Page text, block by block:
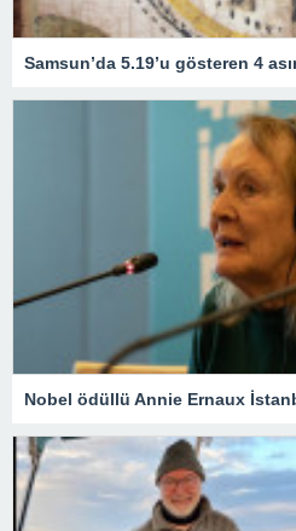
Samsun’da 5.19’u gösteren 4
Nobel ödüllü Annie Ernaux